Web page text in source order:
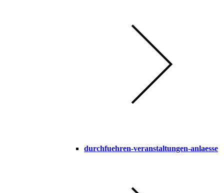
durchfuehren-veranstaltungen-anlaesse